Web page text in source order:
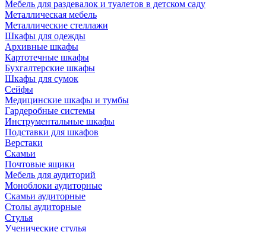
Мебель для раздевалок и туалетов в детском саду
Металлическая мебель
Металлические стеллажи
Шкафы для одежды
Архивные шкафы
Картотечные шкафы
Бухгалтерские шкафы
Шкафы для сумок
Сейфы
Медицинские шкафы и тумбы
Гардеробные системы
Инструментальные шкафы
Подставки для шкафов
Верстаки
Скамьи
Почтовые ящики
Мебель для аудиторий
Моноблоки аудиторные
Скамьи аудиторные
Столы аудиторные
Стулья
Ученические стулья